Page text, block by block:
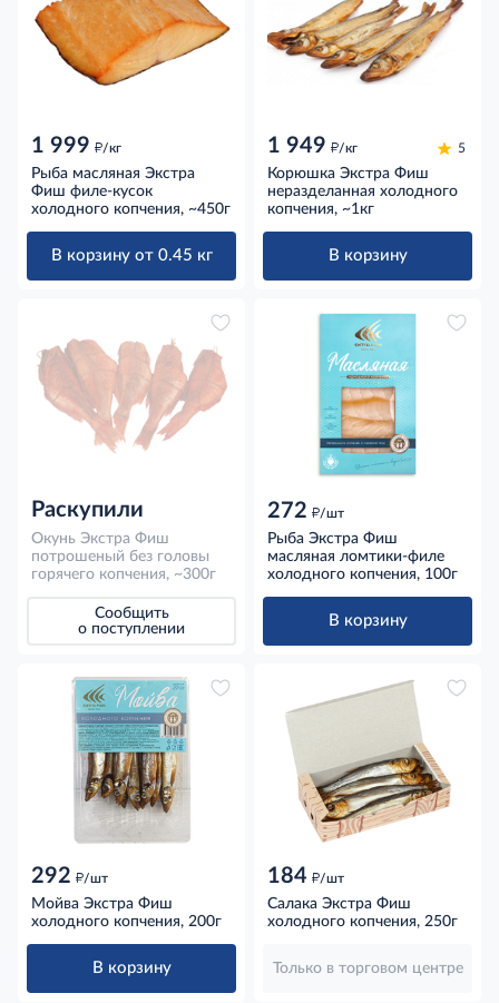
1 999 д/кг
Рыба масляная Экстра
Фиш филе-кусок
холодного копчения, ~450г
В корзину от 0.45 кг
1 949 д/кг 5
Корюшка Экстра Фиш
неразделанная холодного
копчения, ~1кг
В корзину
Раскупили
Окунь Экстра Фиш
потрошеный без головы
горячего копчения, ~300г
Сообщить
о поступлении
272 д/шт
Рыба Экстра Фиш
масляная ломтики-филе
холодного копчения, 100г
В корзину
292 д/шт
Мойва Экстра Фиш
холодного копчения, 200г
В корзину
184 д/шт
Салака Экстра Фиш
холодного копчения, 250г
Только в торговом центре